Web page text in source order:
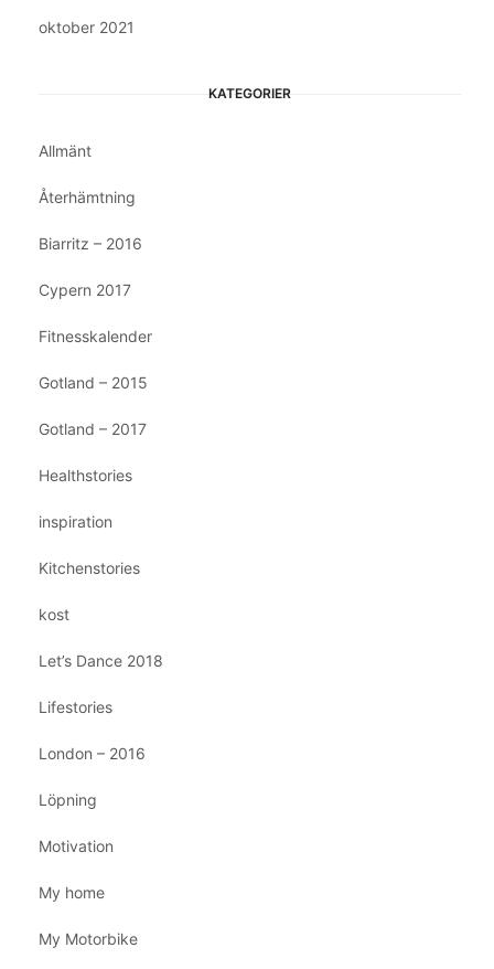
oktober 2021
KATEGORIER
Allmänt
Återhämtning
Biarritz – 2016
Cypern 2017
Fitnesskalender
Gotland – 2015
Gotland – 2017
Healthstories
inspiration
Kitchenstories
kost
Let’s Dance 2018
Lifestories
London – 2016
Löpning
Motivation
My home
My Motorbike